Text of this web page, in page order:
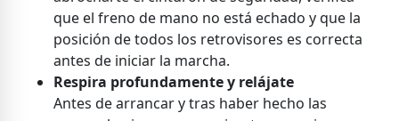
que el freno de mano no está echado y que la
posición de todos los retrovisores es correcta
antes de iniciar la marcha.
Respira profundamente y relájate
Antes de arrancar y tras haber hecho las